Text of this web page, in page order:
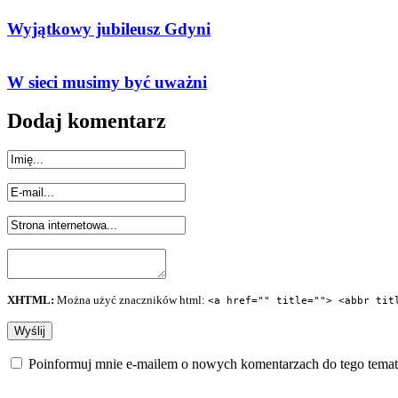
Wyjątkowy jubileusz Gdyni
W sieci musimy być uważni
Dodaj komentarz
XHTML: Można użyć znaczników html: <a href="" title=""> <abbr
Poinformuj mnie e-mailem o nowych komentarzach do tego